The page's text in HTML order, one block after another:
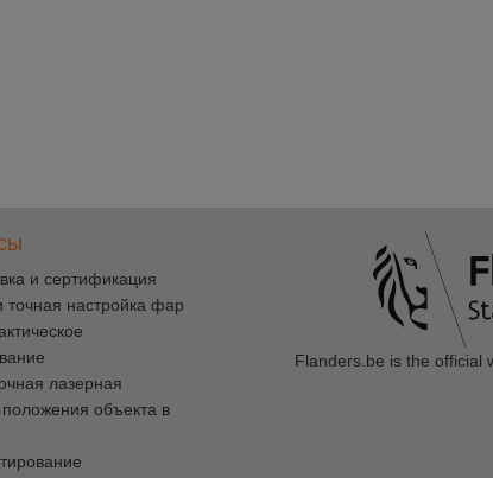
и сертификация
точная настройка фар
лазерная
объекта в
Flanders.be is the official